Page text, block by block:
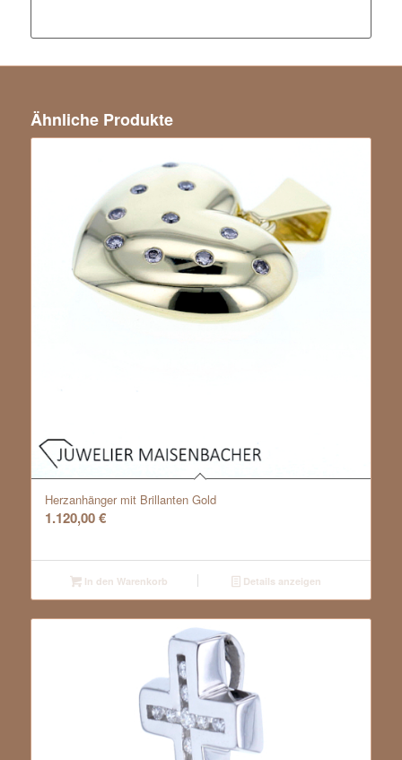
Ähnliche Produkte
Herzanhänger mit Brillanten Gold
1.120,00€
In den Warenkorb Details anzeigen